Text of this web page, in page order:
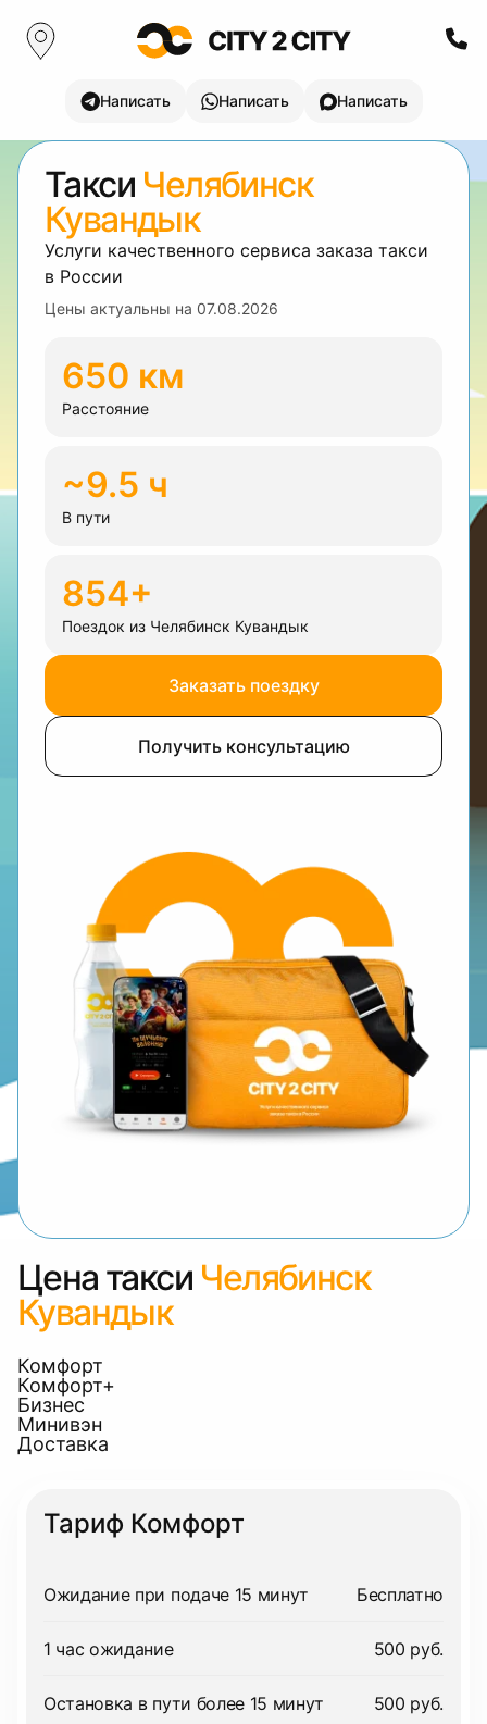
Написать Написать Написать
Такси Челябинск
Кувандык
Услуги качественного сервиса заказа такси
в России
Цены актуальны на 07.08.2026
650 км
Расстояние
~9.5 ч
В пути
854+
Поездок из Челябинск Кувандык
Заказать поездку
Получить консультацию
Цена такси Челябинск
Кувандык
Комфорт
Комфорт+
Бизнес
Минивэн
Доставка
Тариф Комфорт
Ожидание при подаче 15 минут Бесплатно
1 час ожидание 500 руб.
Остановка в пути более 15 минут 500 руб.